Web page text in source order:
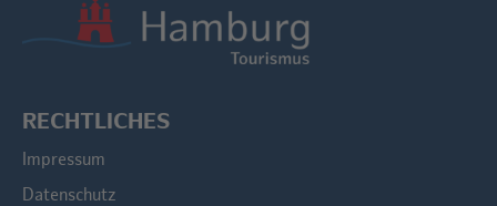
RECHTLICHES
Impressum
Datenschutz